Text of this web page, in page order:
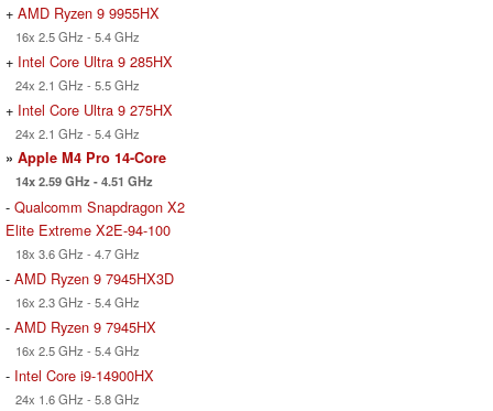
+ AMD Ryzen 9 9955HX
16x 2.5 GHz - 5.4 GHz
+ Intel Core Ultra 9 285HX
24x 2.1 GHz - 5.5 GHz
+ Intel Core Ultra 9 275HX
24x 2.1 GHz - 5.4 GHz
» Apple M4 Pro 14-Core
14x 2.59 GHz - 4.51 GHz
- Qualcomm Snapdragon X2
Elite Extreme X2E-94-100
18x 3.6 GHz - 4.7 GHz
- AMD Ryzen 9 7945HX3D
16x 2.3 GHz - 5.4 GHz
- AMD Ryzen 9 7945HX
16x 2.5 GHz - 5.4 GHz
- Intel Core i9-14900HX
24x 1.6 GHz - 5.8 GHz